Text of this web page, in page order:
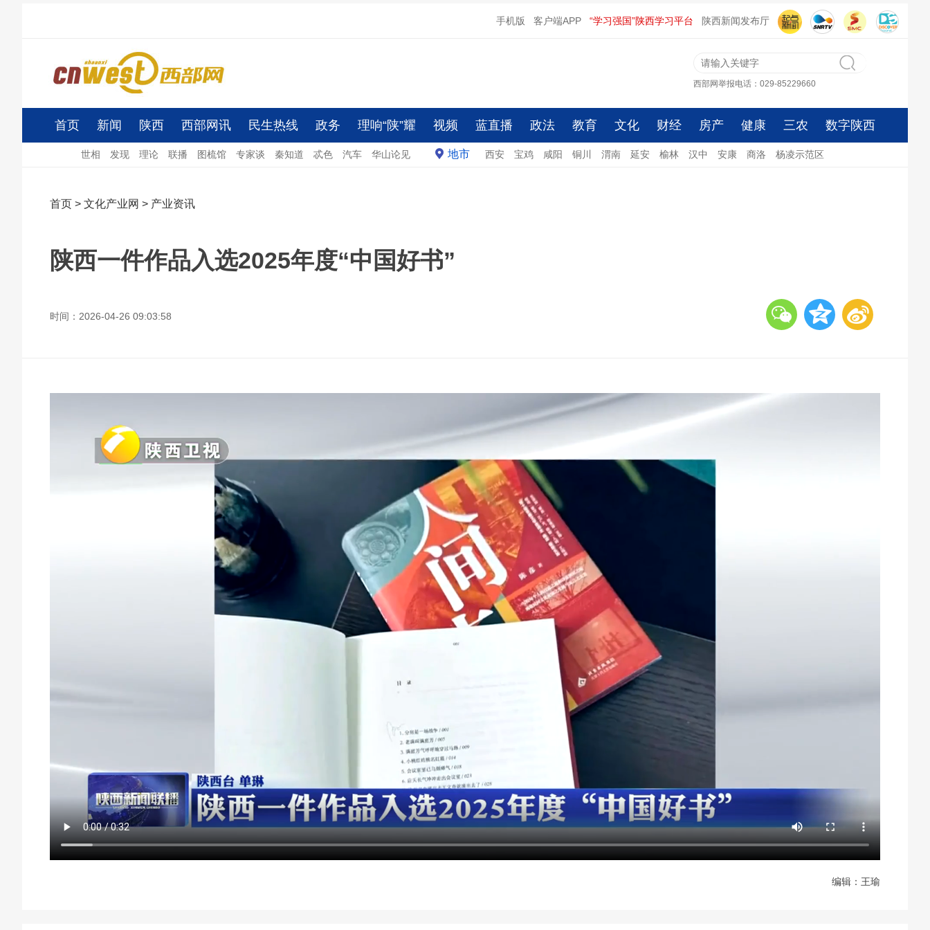
手机版 客户端APP “学习强国”陕西学习平台 陕西新闻发布厅
西部网举报电话：029-85229660
首页 新闻 陕西 西部网讯 民生热线 政务 理响“陕”耀 视频 蓝直播 政法 教育 文化 财经 房产 健康 三农 数字陕西
世相 发现 理论 联播 图梳馆 专家谈 秦知道 忒色 汽车 华山论见 地市 西安 宝鸡 咸阳 铜川 渭南 延安 榆林 汉中 安康 商洛 杨凌示范区
首页 > 文化产业网 > 产业资讯
陕西一件作品入选2025年度“中国好书”
时间：2026-04-26 09:03:58
编辑：王瑜